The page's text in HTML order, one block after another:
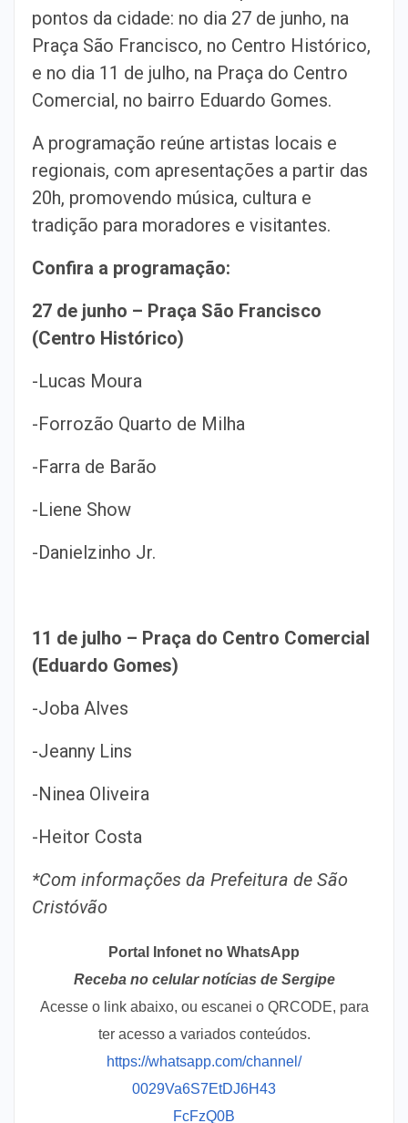
pontos da cidade: no dia 27 de junho, na
Praça São Francisco, no Centro Histórico,
e no dia 11 de julho, na Praça do Centro
Comercial, no bairro Eduardo Gomes.
A programação reúne artistas locais e
regionais, com apresentações a partir das
20h, promovendo música, cultura e
tradição para moradores e visitantes.
Confira a programação:
27 de junho – Praça São Francisco
(Centro Histórico)
-Lucas Moura
-Forrozão Quarto de Milha
-Farra de Barão
-Liene Show
-Danielzinho Jr.
11 de julho – Praça do Centro Comercial
(Eduardo Gomes)
-Joba Alves
-Jeanny Lins
-Ninea Oliveira
-Heitor Costa
*Com informações da Prefeitura de São
Cristóvão
Portal Infonet no WhatsApp
Receba no celular notícias de Sergipe
Acesse o link abaixo, ou escanei o QRCODE, para
ter acesso a variados conteúdos.
https://whatsapp.com/channel/
0029Va6S7EtDJ6H43
FcFzQ0B